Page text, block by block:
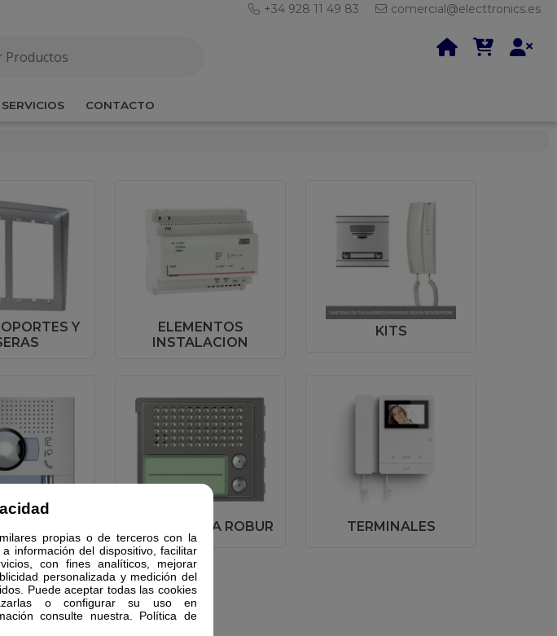
propias o de terceros con la
información del dispositivo, facilitar
con fines analíticos, mejorar
personalizada y medición del
Puede aceptar todas las cookies
o configurar su uso en
consulte nuestra. Política de
+34 928 11 49 83 comercial@electtronics.es
SERVICIOS CONTACTO
Y
ELEMENTOS
INSTALACION
KITS
PLACA SFERA ROBUR TERMINALES